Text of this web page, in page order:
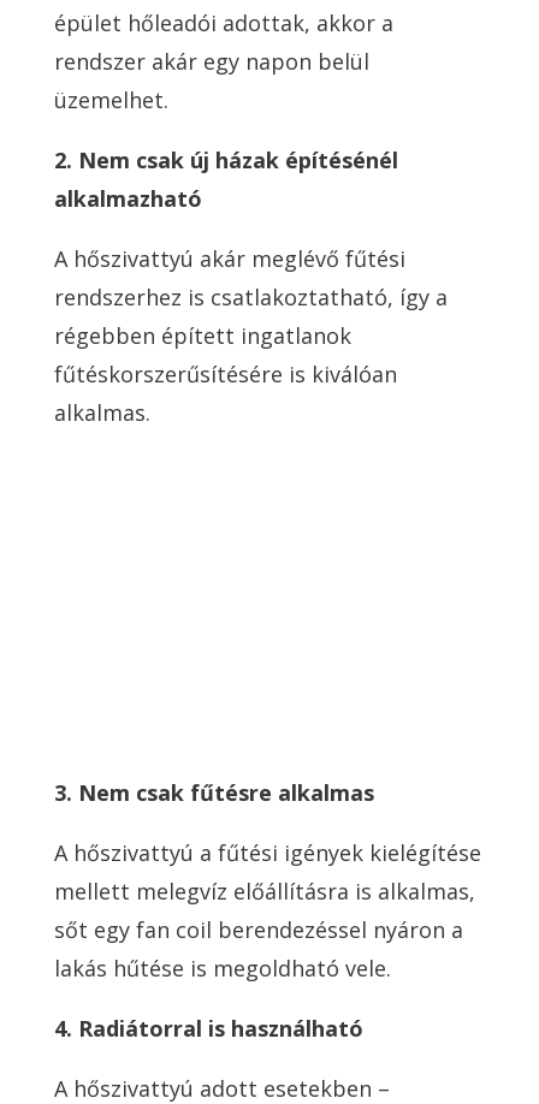
épület hőleadói adottak, akkor a
rendszer akár egy napon belül
üzemelhet.
2. Nem csak új házak építésénél
alkalmazható
A hőszivattyú akár meglévő fűtési
rendszerhez is csatlakoztatható, így a
régebben épített ingatlanok
fűtéskorszerűsítésére is kiválóan
alkalmas.
3. Nem csak fűtésre alkalmas
A hőszivattyú a fűtési igények kielégítése
mellett melegvíz előállításra is alkalmas,
sőt egy fan coil berendezéssel nyáron a
lakás hűtése is megoldható vele.
4. Radiátorral is használható
A hőszivattyú adott esetekben –